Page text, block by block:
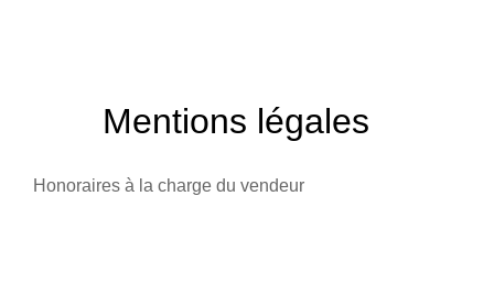
Mentions légales
Honoraires à la charge du vendeur